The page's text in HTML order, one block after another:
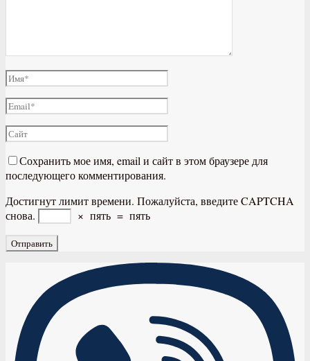
Сохранить мое имя, email и сайт в этом браузере для
последующего комментирования.
Достигнут лимит времени. Пожалуйста, введите CAPTCHA
снова.
× пять = пять